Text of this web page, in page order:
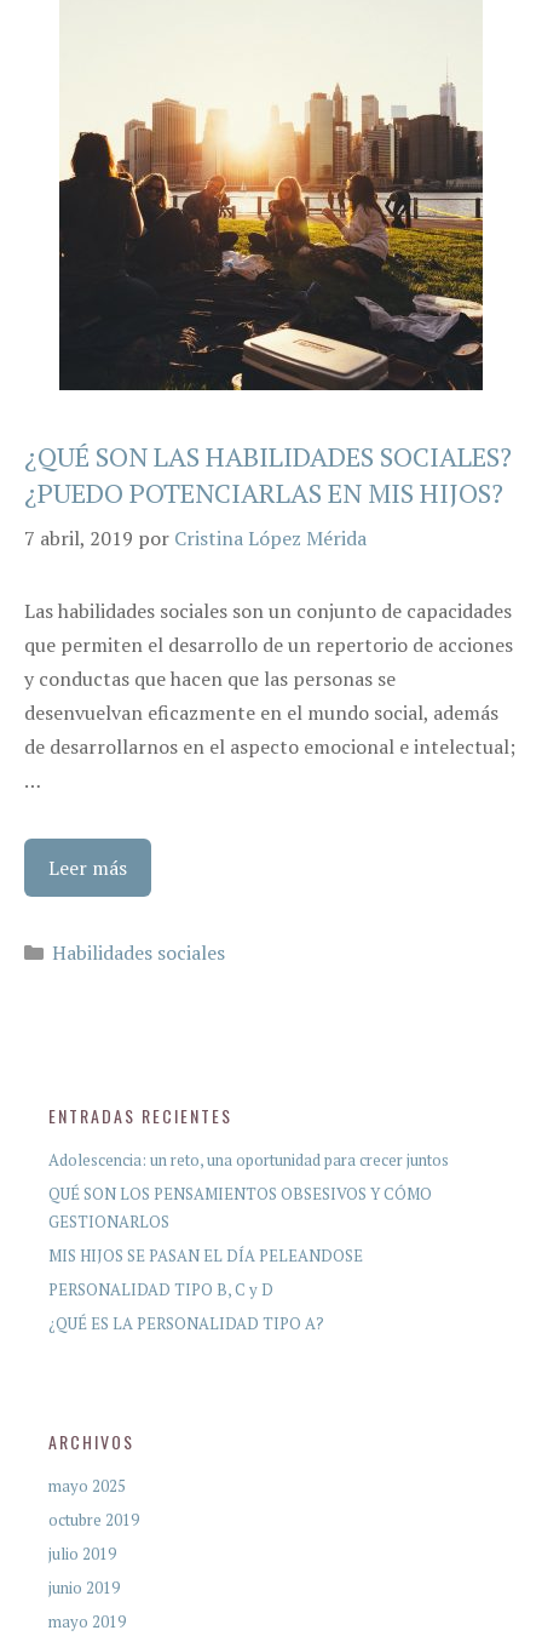
¿QUÉ SON LAS HABILIDADES SOCIALES?
¿PUEDO POTENCIARLAS EN MIS HIJOS?
7 abril, 2019 por Cristina López Mérida
Las habilidades sociales son un conjunto de capacidades
que permiten el desarrollo de un repertorio de acciones
y conductas que hacen que las personas se
desenvuelvan eficazmente en el mundo social, además
de desarrollarnos en el aspecto emocional e intelectual;
…
Leer más
Categorías
Habilidades sociales
ENTRADAS RECIENTES
Adolescencia: un reto, una oportunidad para crecer juntos
QUÉ SON LOS PENSAMIENTOS OBSESIVOS Y CÓMO
GESTIONARLOS
MIS HIJOS SE PASAN EL DÍA PELEANDOSE
PERSONALIDAD TIPO B, C y D
¿QUÉ ES LA PERSONALIDAD TIPO A?
ARCHIVOS
mayo 2025
octubre 2019
julio 2019
junio 2019
mayo 2019